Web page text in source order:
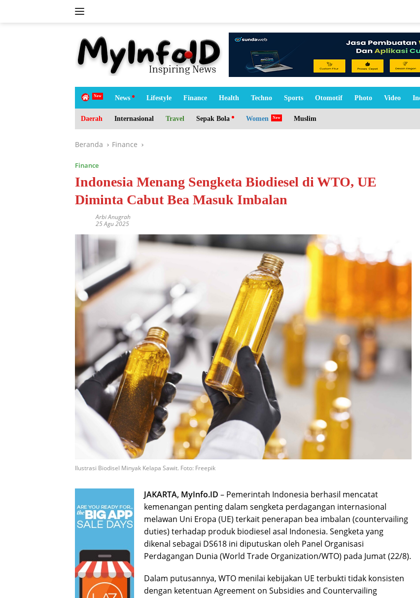
H
e
News Lifestyle Finance Health Techno Sports Otomotif Photo Video
Daerah Internasional Travel Sepak Bola Women Muslim
Beranda Finance
Finance
Indonesia Menang Sengketa Biodiesel di WTO, UE
Diminta Cabut Bea Masuk Imbalan
Arbi Anugrah
25 Agu 2025
Ilustrasi Biodisel Minyak Kelapa Sawit. Foto: Freepik
JAKARTA, MyInfo.ID – Pemerintah Indonesia berhasil mencatat
kemenangan penting dalam sengketa perdagangan internasional
melawan Uni Eropa (UE) terkait penerapan bea imbalan (countervailing
duties) terhadap produk biodiesel asal Indonesia. Sengketa yang
dikenal sebagai DS618 ini diputuskan oleh Panel Organisasi
Perdagangan Dunia (World Trade Organization/WTO) pada Jumat (22/8).
Dalam putusannya, WTO menilai kebijakan UE terbukti tidak konsisten
dengan ketentuan Agreement on Subsidies and Countervailing